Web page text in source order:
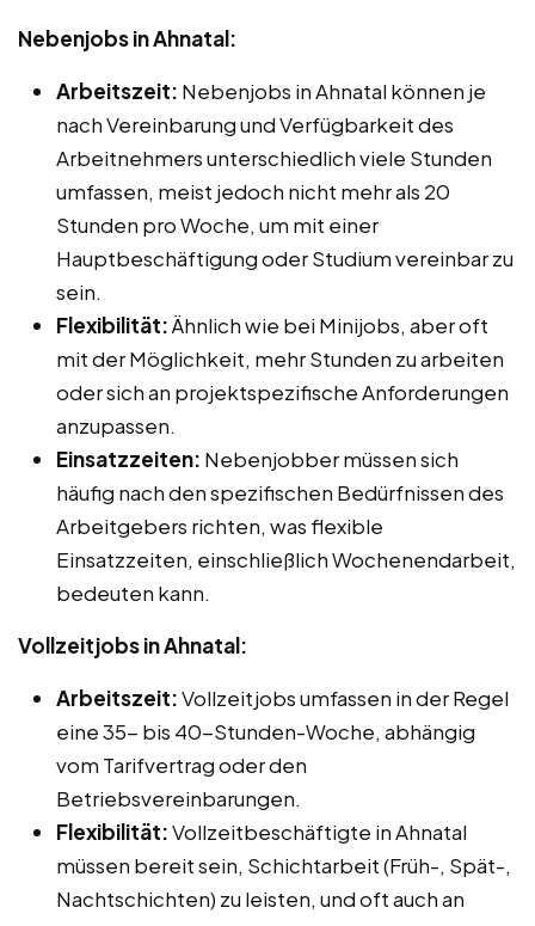
Nebenjobs in Ahnatal:
Arbeitszeit: Nebenjobs in Ahnatal können je
nach Vereinbarung und Verfügbarkeit des
Arbeitnehmers unterschiedlich viele Stunden
umfassen, meist jedoch nicht mehr als 20
Stunden pro Woche, um mit einer
Hauptbeschäftigung oder Studium vereinbar zu
sein.
Flexibilität:Ähnlich wie bei Minijobs, aber oft
mit der Möglichkeit, mehr Stunden zu arbeiten
oder sich an projektspezifische Anforderungen
anzupassen.
Einsatzzeiten: Nebenjobber müssen sich
häufig nach den spezifischen Bedürfnissen des
Arbeitgebers richten, was flexible
Einsatzzeiten, einschließlich Wochenendarbeit,
bedeuten kann.
Vollzeitjobs in Ahnatal:
Arbeitszeit:Vollzeitjobs umfassen in der Regel
eine 35- bis 40-Stunden-Woche, abhängig
vom Tarifvertrag oder den
Betriebsvereinbarungen.
Flexibilität:Vollzeitbeschäftigte in Ahnatal
müssen bereit sein, Schichtarbeit (Früh-, Spät-,
Nachtschichten) zu leisten, und oft auch an